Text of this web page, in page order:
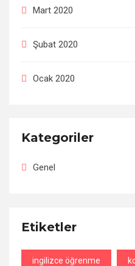
Mart 2020
Şubat 2020
Ocak 2020
Kategoriler
Genel
Etiketler
ingilizce öğrenme